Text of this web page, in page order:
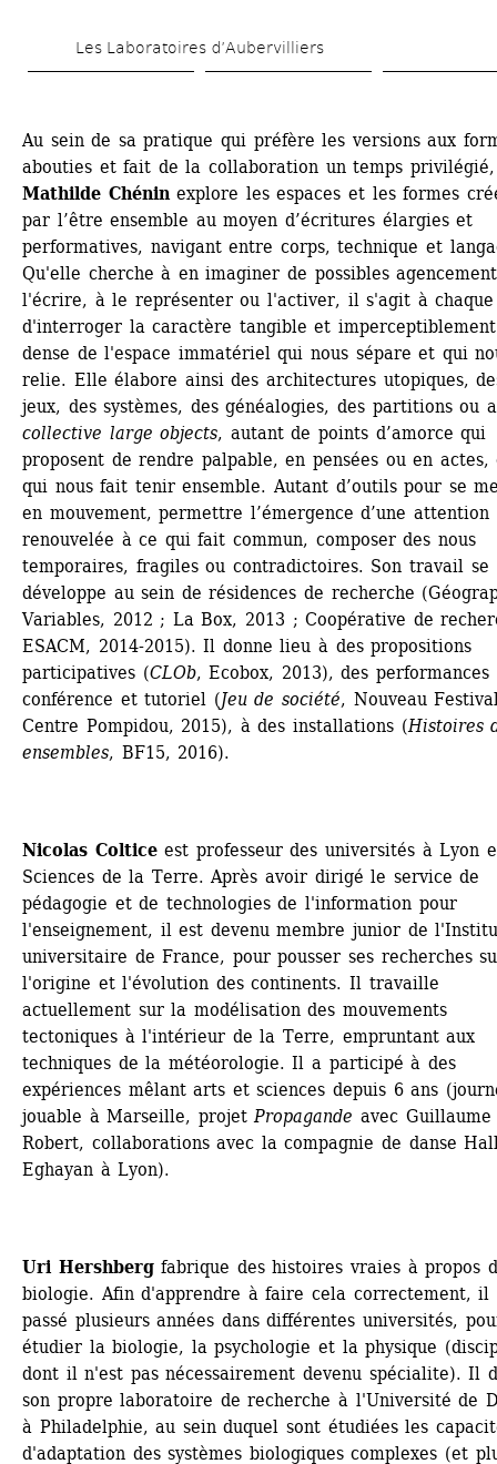
au
Les Laboratoires d’Aubervilliers
Au sein de sa pratique qui préfère les versions aux
abouties et fait de la collaboration un temps privilégié,
Mathilde Chéninexplore les espaces et les formes
par l’être ensemble au moyen d’écritures élargies et
performatives, navigant entre corps, technique et
Qu'elle cherche à en imaginer de possibles
l'écrire, à le représenter ou l'activer, il s'agit à
d'interroger la caractère tangible et imperceptiblement
dense de l'espace immatériel qui nous sépare et qui
relie. Elle élabore ainsi des architectures utopiques,
jeux, des systèmes, des généalogies, des partitions ou
collective large objects, autant de points d’amorce qui
proposent de rendre palpable, en pensées ou en actes,
qui nous fait tenir ensemble. Autant d’outils pour se
en mouvement, permettre l’émergence d’une attention
renouvelée à ce qui fait commun, composer des nous
temporaires, fragiles ou contradictoires. Son travail se
développe au sein de résidences de recherche
Variables, 2012 ; La Box, 2013 ; Coopérative de
ESACM, 2014-2015). Il donne lieu à des propositions
participatives (CLOb, Ecobox, 2013), des performances
conférence et tutoriel (Jeu de société, Nouveau
Centre Pompidou, 2015), à des installations (Histoires
ensembles, BF15, 2016).
Nicolas Colticeest professeur des universités à Lyon
Sciences de la Terre. Après avoir dirigé le service de
pédagogie et de technologies de l'information pour
l'enseignement, il est devenu membre junior de
universitaire de France, pour pousser ses recherches
l'origine et l'évolution des continents. Il travaille
actuellement sur la modélisation des mouvements
tectoniques à l'intérieur de la Terre, empruntant aux
techniques de la météorologie. Il a participé à des
expériences mêlant arts et sciences depuis 6 ans
jouable à Marseille, projet Propagande avec Guillaume
Robert, collaborations avec la compagnie de danse
Eghayan à Lyon).
Uri Hershbergfabrique des histoires vraies à propos
biologie. Afin d'apprendre à faire cela correctement, il
passé plusieurs années dans différentes universités,
étudier la biologie, la psychologie et la physique
dont il n'est pas nécessairement devenu spécialite). Il
son propre laboratoire de recherche à l'Université de
à Philadelphie, au sein duquel sont étudiées les
d'adaptation des systèmes biologiques complexes (et